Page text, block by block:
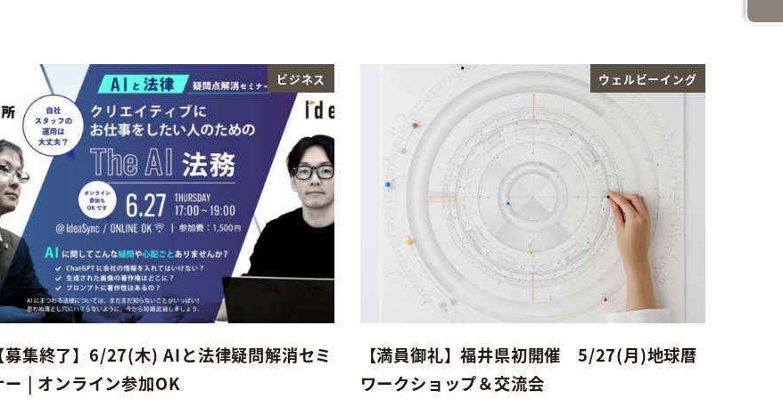
ビジネス
【募集終了】6/27(木) AIと法律疑問解消セミ
ー | オンライン参加OK
ウェルビーイング
【満員御礼】福井県初開催 5/27(月)地球暦
ワークショップ＆交流会